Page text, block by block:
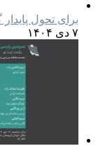
برای تحول
۷ دی ۱۴۰۴